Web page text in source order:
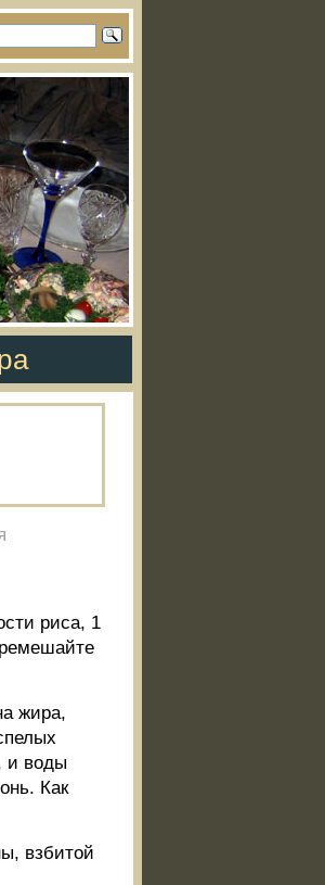
риса, 1
жира,
и воды
Как
взбитой